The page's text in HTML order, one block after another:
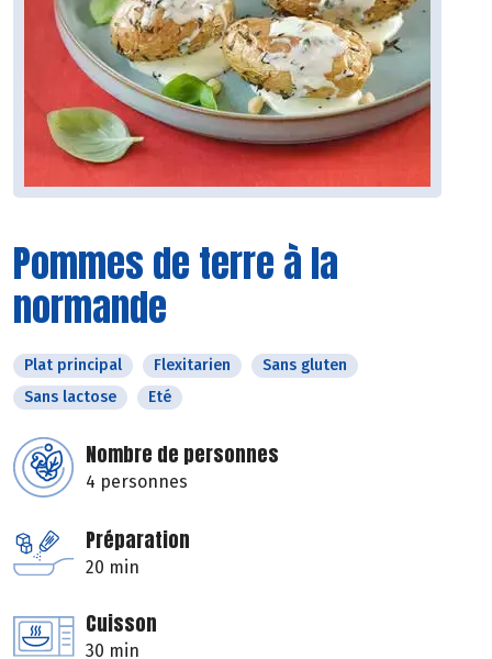
Pommes de terre à la
normande
Plat principal Flexitarien
Sans gluten
Sans lactose
Eté
Nombre de personnes
4 personnes
Préparation
20 min
Cuisson
30 min